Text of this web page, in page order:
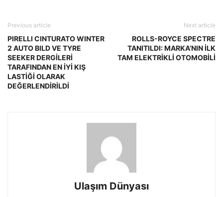
Previous article
PIRELLI CINTURATO WINTER
2 AUTO BILD VE TYRE
SEEKER DERGİLERİ
TARAFINDAN EN İYİ KIŞ
LASTİĞİ OLARAK
DEĞERLENDİRİLDİ
Next article
ROLLS-ROYCE SPECTRE
TANITILDI: MARKA’NIN İLK
TAM ELEKTRİKLİ OTOMOBİLİ
Ulaşım Dünyası